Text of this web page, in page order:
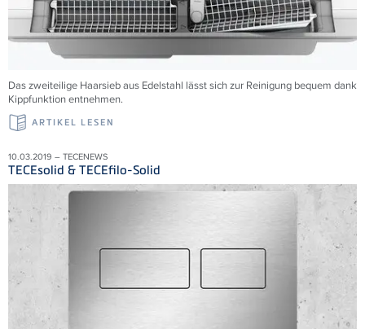
Das zweiteilige Haarsieb aus Edelstahl lässt sich zur Reinigung bequem dank
Kippfunktion entnehmen.
ARTIKEL LESEN
10.03.2019 – TECENEWS
TECEsolid & TECEfilo-Solid